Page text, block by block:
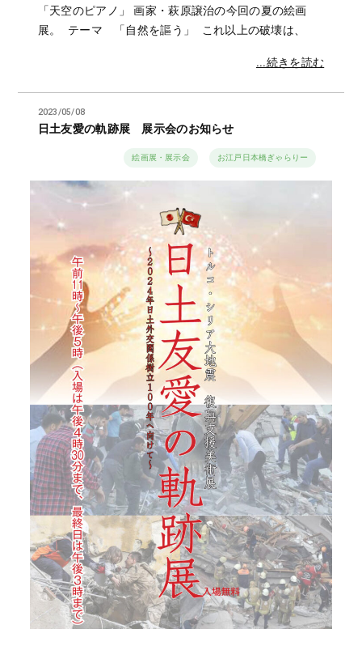
「天空のピアノ」 画家・萩原譲治の今回の夏の絵画
展。 テーマ 「自然を謳う」 これ以上の破壊は、
...続きを読む
2023/05/08
日土友愛の軌跡展 展示会のお知らせ
絵画展・展示会 お江戸日本橋ぎゃらりー